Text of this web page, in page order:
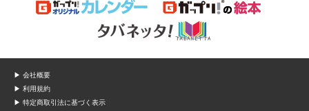
▶ 会社概要
▶ 利用規約
▶ 特定商取引法に基づく表示